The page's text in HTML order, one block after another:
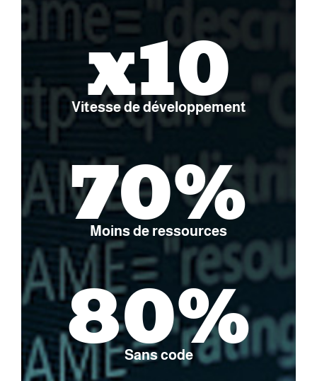
x10
Vitesse de développement
70%
Moins de ressources
80%
Sans code